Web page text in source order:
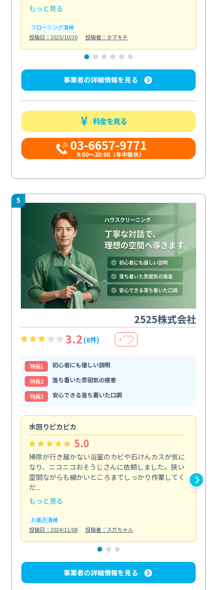
もっと見る
フローリング清掃
投稿日：2025/10/30
投稿者：タマキチ
事業者の詳細情報を見る
料金を見る
03-6657-9771
9:00～20:00（年中無休）
5
2525株式会社
3.2 (6件) ＋
特⻑1
初心者にも優しい説明
特⻑2
落ち着いた雰囲気の接客
特⻑3
安心できる落ち着いた口調
水回りピカピカ
5.0
掃除が行き届かない浴室のカビや石けんカスが気に
なり、ニコニコおそうじさんに依頼しました。狭い
空間ながらも細かいところまでしっかり作業してく
だ...
もっと見る
お風呂清掃
投稿日：2024/11/08
投稿者：スガちゃん
事業者の詳細情報を見る